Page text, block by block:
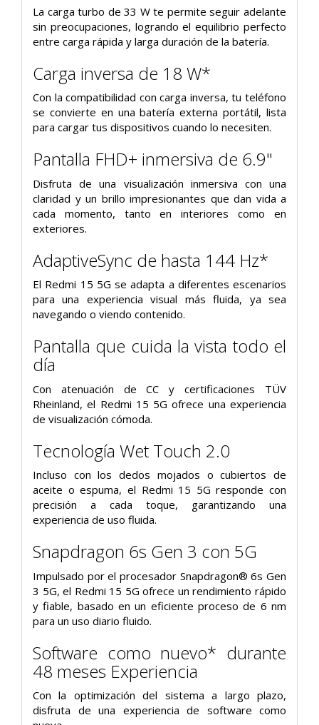
La carga turbo de 33 W te permite seguir adelante
sin preocupaciones, logrando el equilibrio perfecto
entre carga rápida y larga duración de la batería.
Carga inversa de 18 W*
Con la compatibilidad con carga inversa, tu teléfono
se convierte en una batería externa portátil, lista
para cargar tus dispositivos cuando lo necesiten.
Pantalla FHD+ inmersiva de 6.9"
Disfruta de una visualización inmersiva con una
claridad y un brillo impresionantes que dan vida a
cada momento, tanto en interiores como en
exteriores.
AdaptiveSync de hasta 144 Hz*
El Redmi 15 5G se adapta a diferentes escenarios
para una experiencia visual más fluida, ya sea
navegando o viendo contenido.
Pantalla que cuida la vista todo el
día
Con atenuación de CC y certificaciones TÜV
Rheinland, el Redmi 15 5G ofrece una experiencia
de visualización cómoda.
Tecnología Wet Touch 2.0
Incluso con los dedos mojados o cubiertos de
aceite o espuma, el Redmi 15 5G responde con
precisión a cada toque, garantizando una
experiencia de uso fluida.
Snapdragon 6s Gen 3 con 5G
Impulsado por el procesador Snapdragon® 6s Gen
3 5G, el Redmi 15 5G ofrece un rendimiento rápido
y fiable, basado en un eficiente proceso de 6 nm
para un uso diario fluido.
Software como nuevo* durante
48 meses Experiencia
Con la optimización del sistema a largo plazo,
disfruta de una experiencia de software como